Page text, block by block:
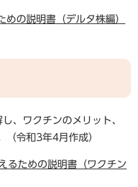
の説明書（デルタ株編）
、ワクチンのメリット、
（令和3年4月作成）
るための説明書（ワクチン